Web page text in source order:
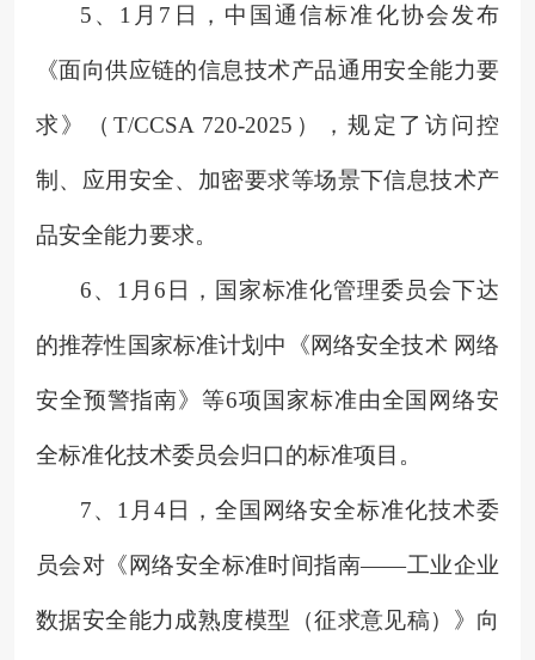
5、 1月7日，中国通信标准化协会发布
《面向供应链的信息技术产品通用安全能力要
求》（T/CCSA 720-2025），规定了访问控
制、应用安全、加密要求等场景下信息技术产
品安全能力要求。
6、 1月6日，国家标准化管理委员会下达
的推荐性国家标准计划中《网络安全技术 网络
安全预警指南》等6项国家标准由全国网络安
全标准化技术委员会归口的标准项目。
7、 1月4日，全国网络安全标准化技术委
员会对《网络安全标准时间指南——工业企业
数据安全能力成熟度模型（征求意见稿）》向